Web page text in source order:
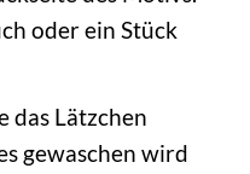
oder ein Stück
das Lätzchen
gewaschen wird